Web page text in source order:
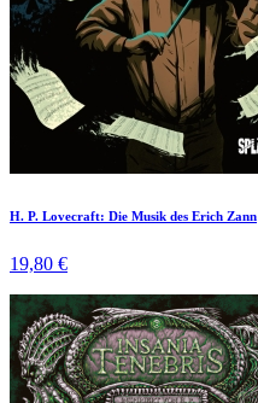
H. P. Lovecraft: Die Musik des Erich Zann
19,80 €